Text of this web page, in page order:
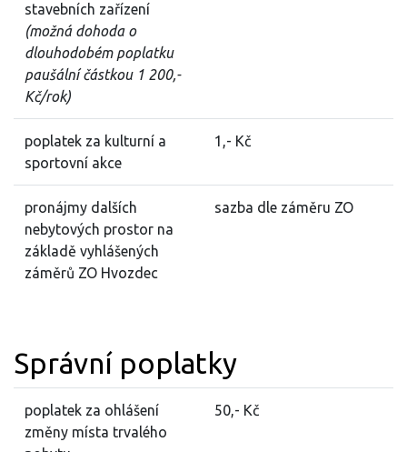
stavebních zařízení
(možná dohoda o
dlouhodobém poplatku
paušální částkou 1 200,-
Kč/rok)
poplatek za kulturní a
sportovní akce
1,- Kč
pronájmy dalších
nebytových prostor na
základě vyhlášených
záměrů ZO Hvozdec
sazba dle záměru ZO
Správní poplatky
poplatek za ohlášení
změny místa trvalého
50,- Kč